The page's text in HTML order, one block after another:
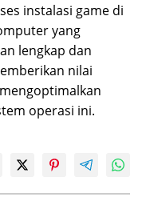
instalasi game di
yang
lengkap dan
nilai
operasi ini.